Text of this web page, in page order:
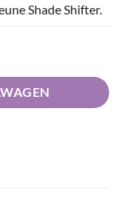
Shade Shifter.